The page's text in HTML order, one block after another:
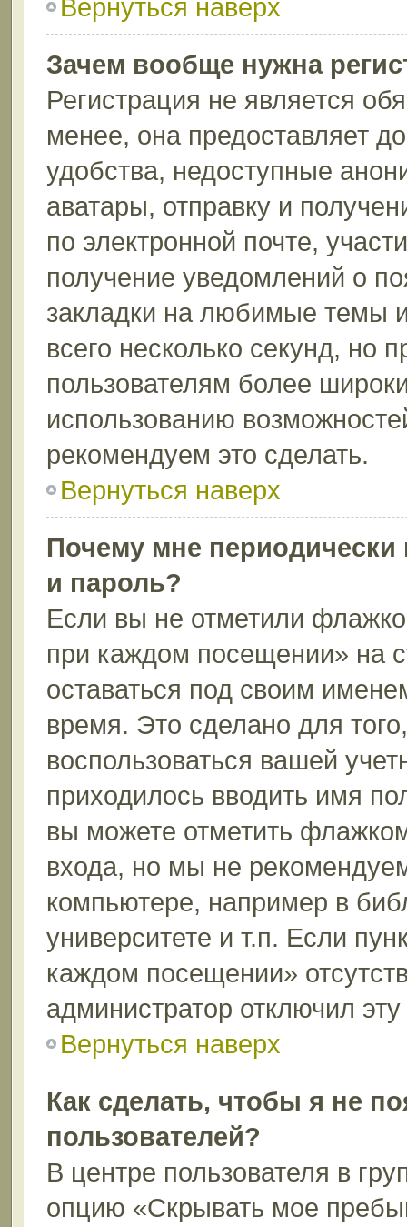
Вернуться наверх
Зачем вообще нужна
Регистрация не является
менее, она предоставляет
удобства, недоступные
аватары, отправку и
по электронной почте,
получение уведомлений о
закладки на любимые темы
всего несколько секунд, но
пользователям более
использованию
рекомендуем это сделать.
Вернуться наверх
Почему мне
и пароль?
Если вы не отметили
при каждом посещении» на
оставаться под своим
время. Это сделано для
воспользоваться вашей
приходилось вводить имя
вы можете отметить
входа, но мы не
компьютере, например в
университете и т.п. Если
каждом посещении»
администратор отключил
Вернуться наверх
Как сделать, чтобы я не
пользователей?
В центре пользователя в
опцию «Скрывать мое